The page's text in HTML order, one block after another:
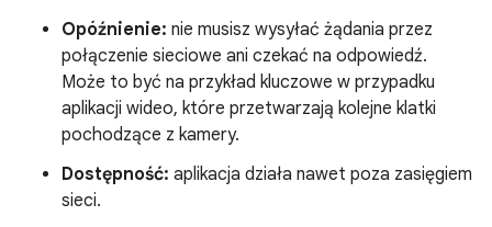
Opóźnienie: nie musisz wysyłać żądania przez
połączenie sieciowe ani czekać na odpowiedź.
Może to być na przykład kluczowe w przypadku
aplikacji wideo, które przetwarzają kolejne klatki
pochodzące z kamery.
Dostępność: aplikacja działa nawet poza zasięgiem
sieci.